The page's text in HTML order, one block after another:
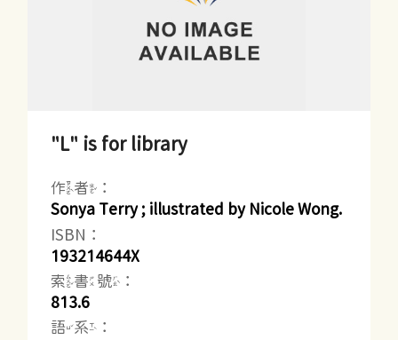
"L" is for library
作者：
Sonya Terry ; illustrated by Nicole Wong.
ISBN：
193214644X
索書號：
813.6
語系：